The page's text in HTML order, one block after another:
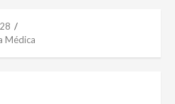
28
Médica